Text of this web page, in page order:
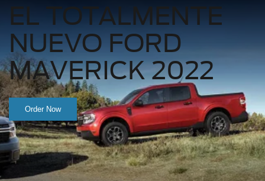
EL TOTALMENTE
NUEVO FORD
MAVERICK 2022
Order Now